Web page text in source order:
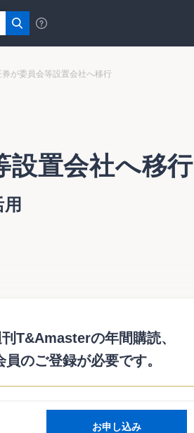
券が委員会等設置会社へ移行
設置会社へ移行
T&Amasterの年間購読、
のご登録が必要です。
お申し込み